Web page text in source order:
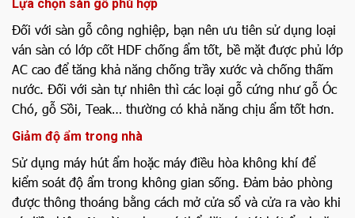
Lựa chọn sàn gỗ phù hợp
Đối với sàn gỗ công nghiệp, bạn nên ưu tiên sử dụng loại
ván sàn có lớp cốt HDF chống ẩm tốt, bề mặt được phủ lớp
AC cao để tăng khả năng chống trầy xước và chống thấm
nước. Đối với sàn tự nhiên thì các loại gỗ cứng như gỗ Óc
Chó, gỗ Sồi, Teak… thường có khả năng chịu ẩm tốt hơn.
Giảm độ ẩm trong nhà
Sử dụng máy hút ẩm hoặc máy điều hòa không khí để
kiểm soát độ ẩm trong không gian sống. Đảm bảo phòng
được thông thoáng bằng cách mở cửa sổ và cửa ra vào khi